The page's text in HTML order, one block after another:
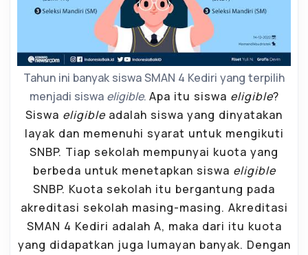
Tahun ini banyak siswa SMAN 4 Kediri yang terpilih
menjadi siswa eligible. Apa itu siswa eligible?
Siswa eligible adalah siswa yang dinyatakan
layak dan memenuhi syarat untuk mengikuti
SNBP. Tiap sekolah mempunyai kuota yang
berbeda untuk menetapkan siswa eligible
SNBP. Kuota sekolah itu bergantung pada
akreditasi sekolah masing-masing. Akreditasi
SMAN 4 Kediri adalah A, maka dari itu kuota
yang didapatkan juga lumayan banyak. Dengan